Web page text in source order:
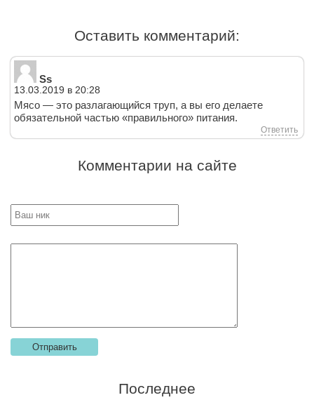
Оставить комментарий:
Ss
13.03.2019 в 20:28
Мясо — это разлагающийся труп, а вы его делаете
обязательной частью «правильного» питания.
Ответить
Комментарии на сайте
Последнее